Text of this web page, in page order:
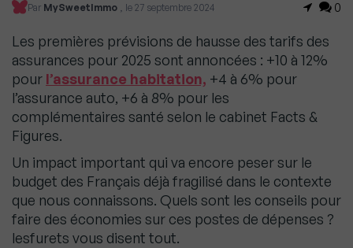
Par MySweetImmo , le 27 septembre 2024 0
Les premières prévisions de hausse des tarifs des
assurances pour 2025 sont annoncées : +10 à 12%
pour l’assurance habitation, +4 à 6% pour
l’assurance auto, +6 à 8% pour les
complémentaires santé selon le cabinet Facts &
Figures.
Un impact important qui va encore peser sur le
budget des Français déjà fragilisé dans le contexte
que nous connaissons. Quels sont les conseils pour
faire des économies sur ces postes de dépenses ?
lesfurets vous disent tout.